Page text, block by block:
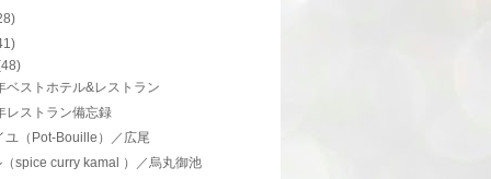
ベストホテル&レストラン
レストラン備忘録
ユ（Pot-Bouille）／広尾
spice curry kamal ）／烏丸御池